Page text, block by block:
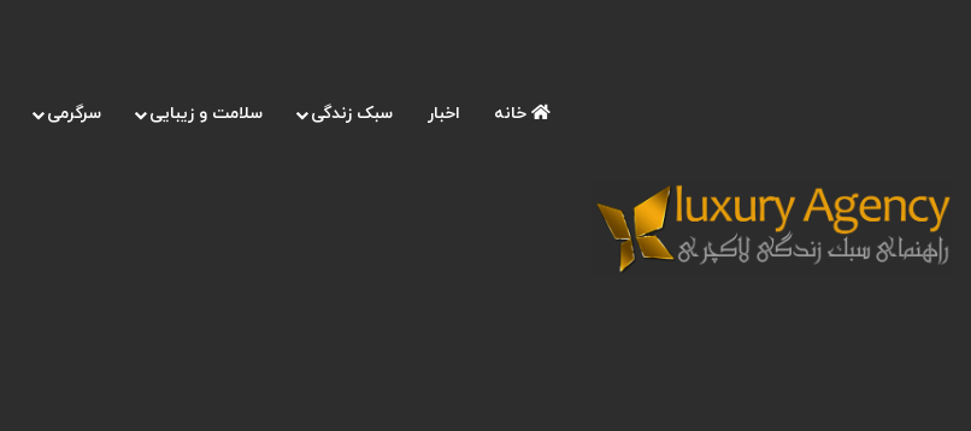
خانه اخبار سبک زندگی سلامت و زیبایی سرگرمی